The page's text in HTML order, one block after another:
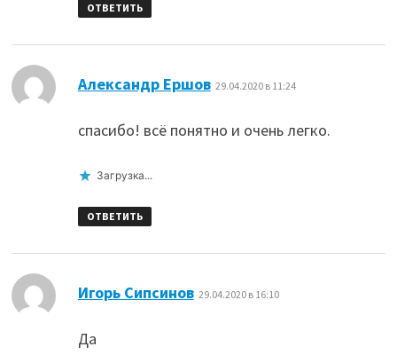
ОТВЕТИТЬ
Александр Ершов: 29.04.2020 в 11:24
спасибо! всё понятно и очень легко.
Загрузка...
ОТВЕТИТЬ
Игорь Сипсинов: 29.04.2020 в 16:10
Да